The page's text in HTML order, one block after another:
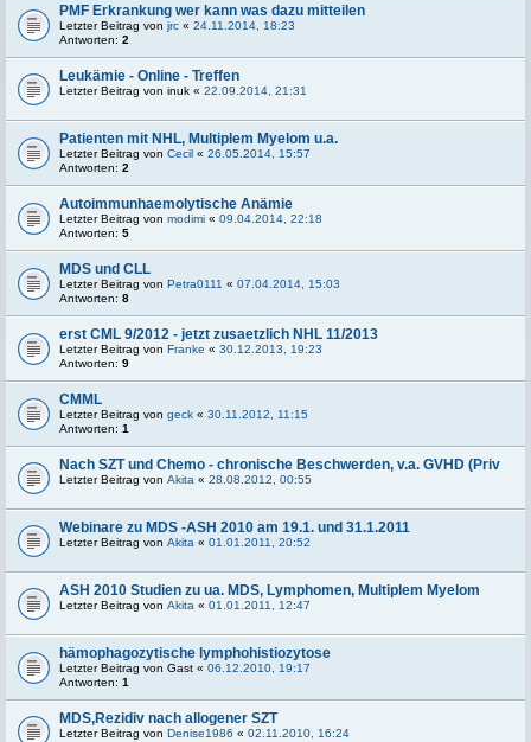
PMF Erkrankung wer kann was dazu mitteilen
Letzter Beitrag von jrc « 24.11.2014, 18:23
Antworten: 2
Leukämie - Online - Treffen
Letzter Beitrag von inuk « 22.09.2014, 21:31
Patienten mit NHL, Multiplem Myelom u.a.
Letzter Beitrag von Cecil « 26.05.2014, 15:57
Antworten: 2
Autoimmunhaemolytische Anämie
Letzter Beitrag von modimi « 09.04.2014, 22:18
Antworten: 5
MDS und CLL
Letzter Beitrag von Petra0111 « 07.04.2014, 15:03
Antworten: 8
erst CML 9/2012 - jetzt zusaetzlich NHL 11/2013
Letzter Beitrag von Franke « 30.12.2013, 19:23
Antworten: 9
CMML
Letzter Beitrag von geck « 30.11.2012, 11:15
Antworten: 1
Nach SZT und Chemo - chronische Beschwerden, v.a. GVHD (Priv
Letzter Beitrag von Akita « 28.08.2012, 00:55
Webinare zu MDS -ASH 2010 am 19.1. und 31.1.2011
Letzter Beitrag von Akita « 01.01.2011, 20:52
ASH 2010 Studien zu ua. MDS, Lymphomen, Multiplem Myelom
Letzter Beitrag von Akita « 01.01.2011, 12:47
hämophagozytische lymphohistiozytose
Letzter Beitrag von Gast « 06.12.2010, 19:17
Antworten: 1
MDS,Rezidiv nach allogener SZT
Letzter Beitrag von Denise1986 « 02.11.2010, 16:24